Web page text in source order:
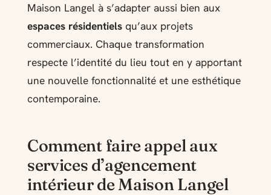
Maison Langel à s’adapter aussi bien aux
espaces résidentielsqu’aux projets
commerciaux. Chaque transformation
respecte l’identité du lieu tout en y apportant
une nouvelle fonctionnalité et une esthétique
contemporaine.
Comment faire appel aux
services d’agencement
intérieur de Maison Langel